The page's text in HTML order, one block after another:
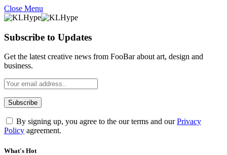
Close Menu
Subscribe to Updates
Get the latest creative news from FooBar about art, design and
business.
By signing up, you agree to the our terms and ourPrivacy
Policy agreement.
What's Hot